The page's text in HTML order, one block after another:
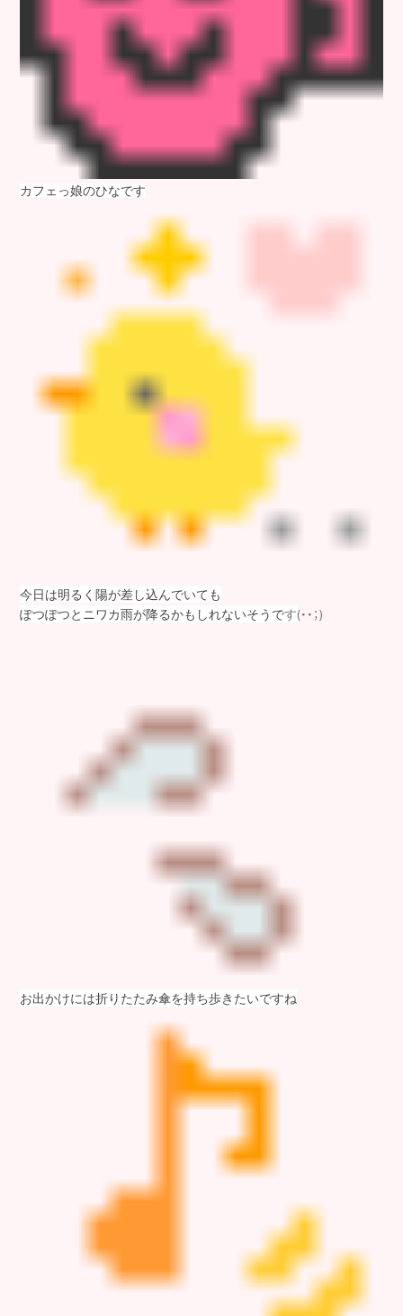
カフェっ娘のひなです
今日は明るく陽が差し込んでいても
ぽつぽつとニワカ雨が降るかもしれないそうです(・・；)
お出かけには折りたたみ傘を持ち歩きたいですね